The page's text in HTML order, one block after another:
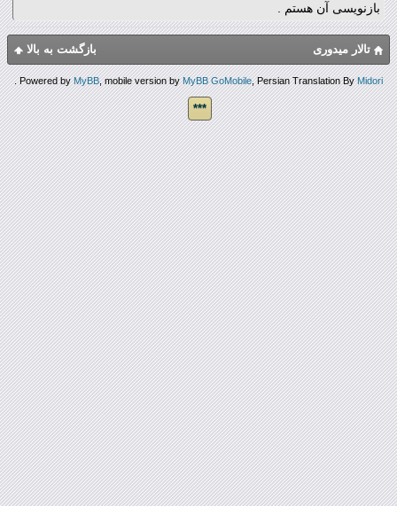
بازنویسی آن هستم .
بازگشت به بالا تالار میدوری
Powered byMyBB, mobile version byMyBB GoMobile, Persian Translation ByMidori
.
***